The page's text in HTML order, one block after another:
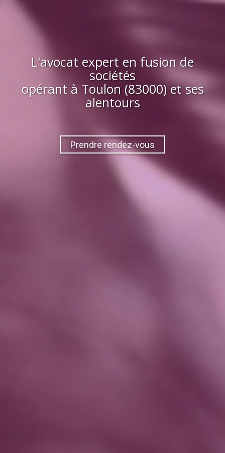
L'avocat expert en fusion de
sociétés
opérant à Toulon (83000)et ses
alentours
Prendre rendez-vous